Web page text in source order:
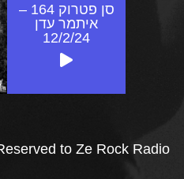
סן פטרוק 164 –
איתמר עדן
12/2/24
to Ze Rock Radio